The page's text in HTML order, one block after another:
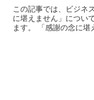
この記事では、ビジネ
に堪えません」につい
ます。 「感謝の念に